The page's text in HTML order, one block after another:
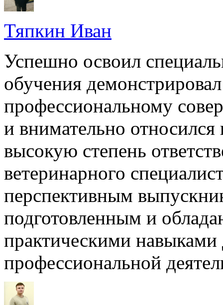
Тяпкин Иван
Успешно освоил
обучения
профессиональному
и внимательно
высокую степень
ветеринарного
перспективным
подготовленным и
практическими
профессиональной